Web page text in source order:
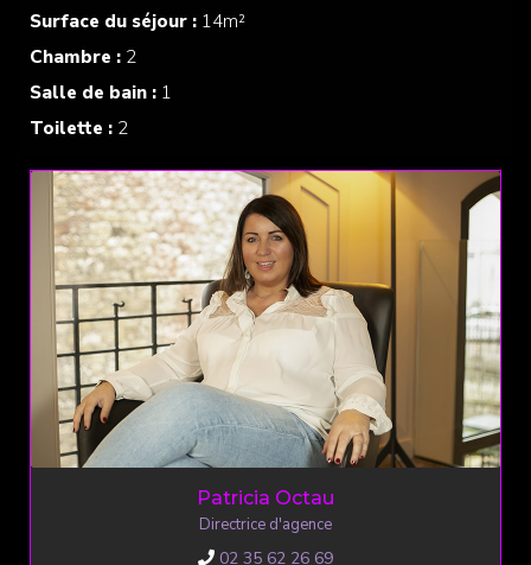
Surface du séjour : 14m²
Chambre : 2
Salle de bain : 1
Toilette : 2
Patricia Octau
Directrice d'agence
02 35 62 26 69